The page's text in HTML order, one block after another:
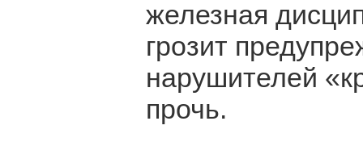
железная
грозит
нарушителей
прочь.